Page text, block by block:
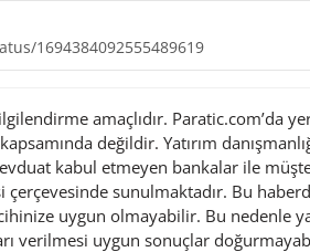
1694384092555489619
amaçlıdır. Paratic.com’da
değildir. Yatırım
kabul etmeyen bankalar ile
çerçevesinde sunulmaktadır. Bu
uygun olmayabilir. Bu nedenle
verilmesi uygun sonuçlar